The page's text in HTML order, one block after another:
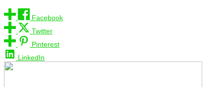
Facebook
Twitter
Pinterest
LinkedIn